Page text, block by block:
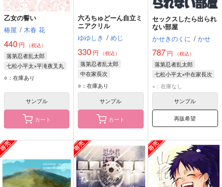
乙女の誓い
椿屋 / 木春 花
440 円 （税込）
落第忍者乱太郎
七松小平太×平滝夜叉丸
七松小平太
○：在庫あり
サンプル
カート
六ろちゅどーん自立ミ
ニアクリル
ゆゆしき / めじ
330 円 （税込）
落第忍者乱太郎
中在家長次
七松小平太
○：在庫あり
サンプル
カート
セックスしたら出られ
ない部屋
かせきのくに / かせ
787円 （税込）
落第忍者乱太郎
七松小平太×中在家長次
七松小平太
中在家長次
×：在庫なし
サンプル
再販希望